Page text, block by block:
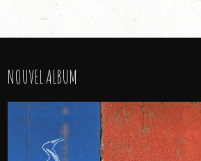
NOUVEL ALBUM